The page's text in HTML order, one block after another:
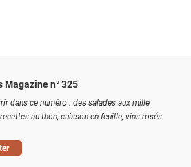
Magazine n° 325
dans ce numéro : des salades aux mille
au thon, cuisson en feuille, vins rosés